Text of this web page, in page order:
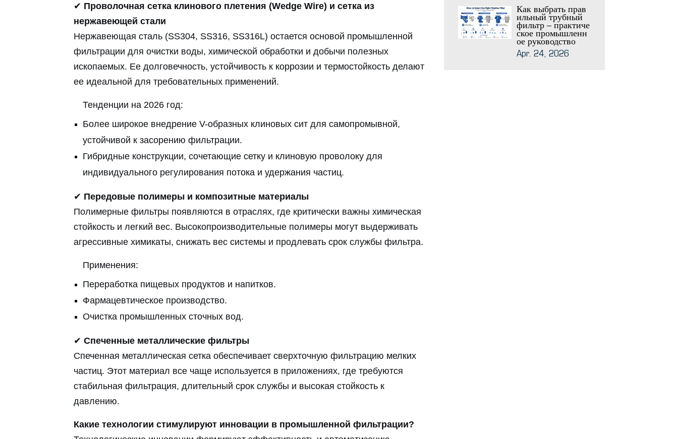
✔ Проволочная сетка клинового плетения (Wedge Wire) и сетка из
нержавеющей стали
Нержавеющая сталь (SS304, SS316, SS316L) остается основой промышленной
фильтрации для очистки воды, химической обработки и добычи полезных
ископаемых. Ее долговечность, устойчивость к коррозии и термостойкость делают
ее идеальной для требовательных применений.
Тенденции на 2026 год:
Более широкое внедрение V-образных клиновых сит для самопромывной,
устойчивой к засорению фильтрации.
Гибридные конструкции, сочетающие сетку и клиновую проволоку для
индивидуального регулирования потока и удержания частиц.
✔ Передовые полимеры и композитные материалы
Полимерные фильтры появляются в отраслях, где критически важны химическая
стойкость и легкий вес. Высокопроизводительные полимеры могут выдерживать
агрессивные химикаты, снижать вес системы и продлевать срок службы фильтра.
Применения:
Переработка пищевых продуктов и напитков.
Фармацевтическое производство.
Очистка промышленных сточных вод.
✔ Спеченные металлические фильтры
Спеченная металлическая сетка обеспечивает сверхточную фильтрацию мелких
частиц. Этот материал все чаще используется в приложениях, где требуются
стабильная фильтрация, длительный срок службы и высокая стойкость к
давлению.
Какие технологии стимулируют инновации в промышленной фильтрации?
Как выбрать прав
ильный трубный
фильтр – практиче
ское промышленн
ое руководство
Apr. 24, 2026